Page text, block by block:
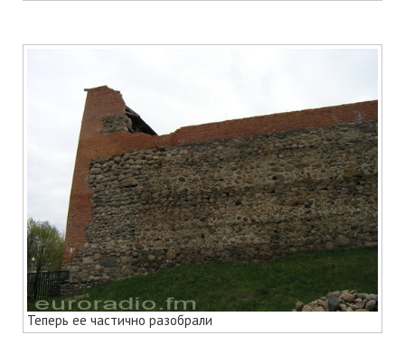
Теперь ее частично разобрали